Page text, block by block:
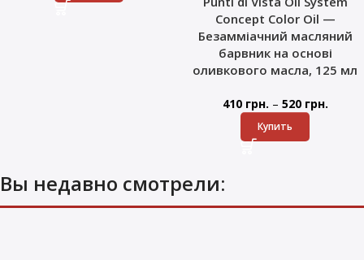
Concept Color Oil —
Безамміачний масляний
барвник на основі
оливкового масла, 125 мл
410 грн. – 520 грн.
Купить
Вы недавно смотрели: